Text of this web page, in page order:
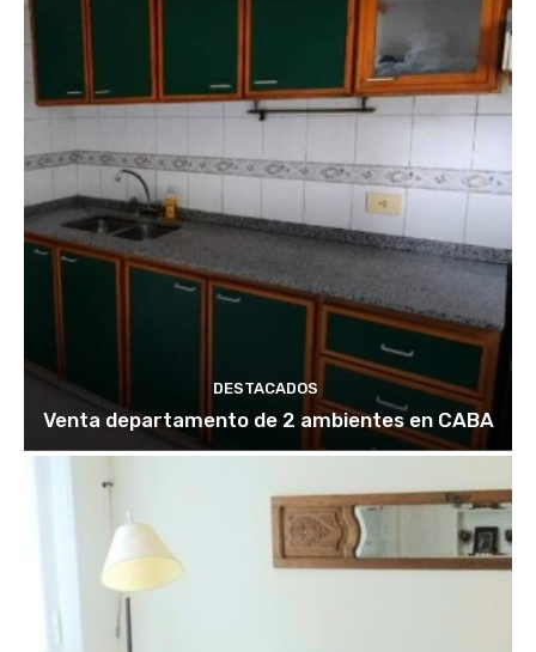
DESTACADOS
Venta departamento de 2 ambientes en CABA